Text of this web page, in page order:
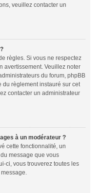
veuillez contacter un
règles. Si vous ne respectez
avertissement. Veuillez noter
du forum, phpBB
du règlement instauré sur cet
contacter un administrateur
à un modérateur ?
cette fonctionnalité, un
message que vous
ci, vous trouverez toutes les